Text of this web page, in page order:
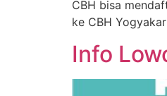
CBH bisa
ke CBH
Info